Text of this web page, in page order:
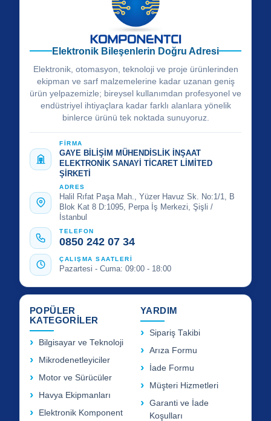
Elektronik Bileşenlerin Doğru Adresi
Elektronik, otomasyon, teknoloji ve proje ürünlerinden
ekipman ve sarf malzemelerine kadar uzanan geniş
ürün yelpazemizle; bireysel kullanımdan profesyonel ve
endüstriyel ihtiyaçlara kadar farklı alanlara yönelik
binlerce ürünü tek noktada sunuyoruz.
FİRMA
GAYE BİLİŞİM MÜHENDİSLİK İNŞAAT
ELEKTRONİK SANAYİ TİCARET LİMİTED
ŞİRKETİ
ADRES
Halil Rıfat Paşa Mah., Yüzer Havuz Sk. No:1/1, B
Blok Kat 8 D:1095, Perpa İş Merkezi, Şişli /
İstanbul
TELEFON
0850 242 07 34
ÇALIŞMA SAATLERİ
Pazartesi - Cuma: 09:00 - 18:00
POPÜLER
KATEGORİLER
Bilgisayar ve Teknoloji
Mikrodenetleyiciler
Motor ve Sürücüler
Havya Ekipmanları
Elektronik Komponent
YARDIM
Sipariş Takibi
Arıza Formu
İade Formu
Müşteri Hizmetleri
Garanti ve İade
Koşulları